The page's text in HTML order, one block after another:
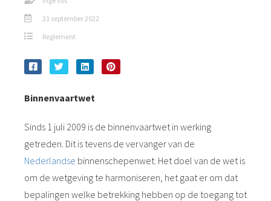
21 september 2022
Reglement
Binnenvaartwet
Sinds 1 juli 2009 is de binnenvaartwet in werking
getreden. Dit is tevens de vervanger van de
Nederlandse binnenschepenwet. Het doel van de wet is
om de wetgeving te harmoniseren, het gaat er om dat
bepalingen welke betrekking hebben op de toegang tot